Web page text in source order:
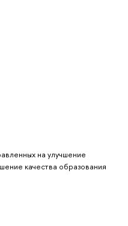
на улучшение
качества образования